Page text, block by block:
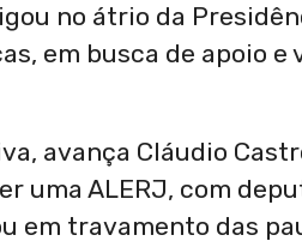
no átrio da
em busca de apoio e
avança Cláudio
uma ALERJ, com
em travamento das